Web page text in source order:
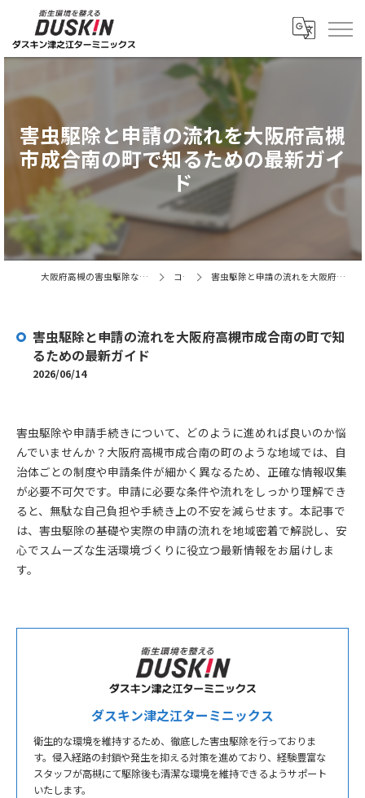
害虫駆除と申請の流れを大阪府高槻
市成合南の町で知るための最新ガイ
ド
大阪府高槻の害虫駆除ならダスキン津之江ターミニックス コラム 害虫駆除と申請の流れを大阪府高槻市成合南の町で知るための最新ガイド
害虫駆除と申請の流れを大阪府高槻市成合南の町で知
るための最新ガイド
2026/06/14
害虫駆除や申請手続きについて、どのように進めれば良いのか悩
んでいませんか？大阪府高槻市成合南の町のような地域では、自
治体ごとの制度や申請条件が細かく異なるため、正確な情報収集
が必要不可欠です。申請に必要な条件や流れをしっかり理解でき
ると、無駄な自己負担や手続き上の不安を減らせます。本記事で
は、害虫駆除の基礎や実際の申請の流れを地域密着で解説し、安
心でスムーズな生活環境づくりに役立つ最新情報をお届けしま
す。
ダスキン津之江ターミニックス
衛生的な環境を維持するため、徹底した害虫駆除を行っておりま
す。侵入経路の封鎖や発生を抑える対策を進めており、経験豊富な
スタッフが高槻にて駆除後も清潔な環境を維持できるようサポート
いたします。